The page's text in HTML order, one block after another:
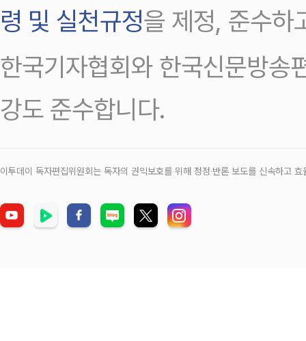
령 및 실천규정을 제정, 준수하
한국기자협회와 한국신문방송
강도 준수합니다.
이투데이 독자편집위원회는 독자의 권익보호를 위해 정정‧반론 보도를 신속하고